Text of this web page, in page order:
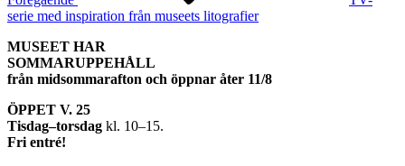
serie med inspiration från museets litografier
MUSEET HAR
SOMMARUPPEHÅLL
från midsommarafton och öppnar åter 11/8
ÖPPET V. 25
Tisdag–torsdag kl. 10–15.
Fri entré!